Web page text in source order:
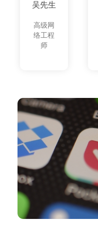
吴先生
高级网
络工程
师